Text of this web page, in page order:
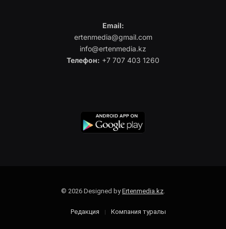
Email:
ertenmedia@gmail.com
info@ertenmedia.kz
Телефон: +7 707 403 1260
© 2026 Designed byErtenmedia.kz.
Редакция Компания туралы